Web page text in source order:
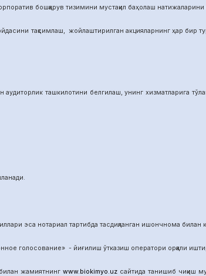
бошқарув тизимини мустақил баҳолаш натижаларини
тақсимлаш, жойлаштирилган акцияларнинг ҳар бир
ташкилотини белгилаш, унинг хизматларига
эса нотариал тартибда тасдиқланган ишончнома билан
голосование» - йиғилиш ўтказиш оператори орқали
жамиятнинг www.biokimyo.uzсайтида танишиб чиқиш